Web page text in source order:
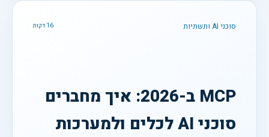
סוכני AI ותשתיות 16 דקות
MCP ב-2026: איך מחברים
סוכני AI לכלים ולמערכות